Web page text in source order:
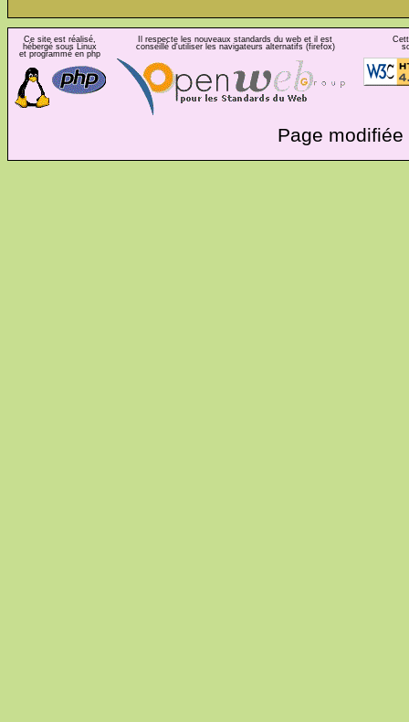
Ce site est réalisé,
hébergé sous Linux
et programmé en php
Il respecte les nouveaux standards du web et il est
conseillé d'utiliser les navigateurs alternatifs (firefox)
Page